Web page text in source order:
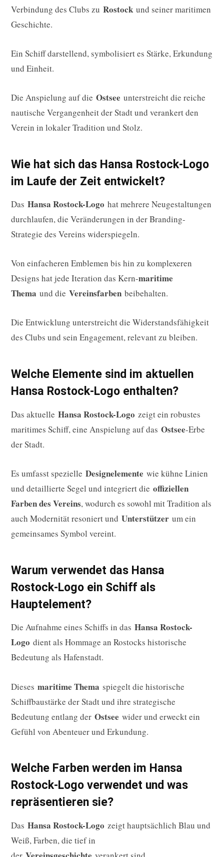
Verbindung des Clubs zu Rostock und seiner maritimen
Geschichte.
Ein Schiff darstellend, symbolisiert es Stärke, Erkundung
und Einheit.
Die Anspielung auf die Ostsee unterstreicht die reiche
nautische Vergangenheit der Stadt und verankert den
Verein in lokaler Tradition und Stolz.
Wie hat sich das Hansa Rostock-Logo
im Laufe der Zeit entwickelt?
Das Hansa Rostock-Logo hat mehrere Neugestaltungen
durchlaufen, die Veränderungen in der Branding-
Strategie des Vereins widerspiegeln.
Von einfacheren Emblemen bis hin zu komplexeren
Designs hat jede Iteration das Kern-maritime
Thema und die Vereinsfarben beibehalten.
Die Entwicklung unterstreicht die Widerstandsfähigkeit
des Clubs und sein Engagement, relevant zu bleiben.
Welche Elemente sind im aktuellen
Hansa Rostock-Logo enthalten?
Das aktuelle Hansa Rostock-Logo zeigt ein robustes
maritimes Schiff, eine Anspielung auf das Ostsee-Erbe
der Stadt.
Es umfasst spezielle Designelemente wie kühne Linien
und detaillierte Segel und integriert die offiziellen
Farben des Vereins, wodurch es sowohl mit Tradition als
auch Modernität resoniert und Unterstützer um ein
gemeinsames Symbol vereint.
Warum verwendet das Hansa
Rostock-Logo ein Schiff als
Hauptelement?
Die Aufnahme eines Schiffs in das Hansa Rostock-
Logo dient als Hommage an Rostocks historische
Bedeutung als Hafenstadt.
Dieses maritime Thema spiegelt die historische
Schiffbaustärke der Stadt und ihre strategische
Bedeutung entlang der Ostsee wider und erweckt ein
Gefühl von Abenteuer und Erkundung.
Welche Farben werden im Hansa
Rostock-Logo verwendet und was
repräsentieren sie?
Das Hansa Rostock-Logo zeigt hauptsächlich Blau und
Weiß, Farben, die tief in